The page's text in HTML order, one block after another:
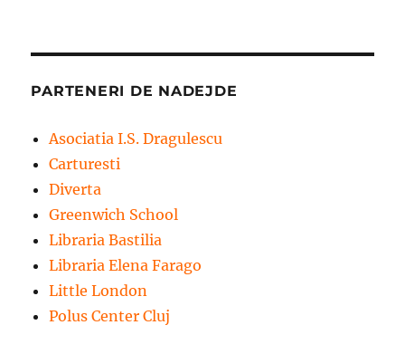
PARTENERI DE NADEJDE
Asociatia I.S. Dragulescu
Carturesti
Diverta
Greenwich School
Libraria Bastilia
Libraria Elena Farago
Little London
Polus Center Cluj